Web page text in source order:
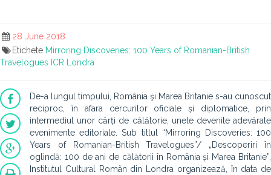
28 June 2018
Etichete Mirroring Discoveries: 100 Years of Romanian-British
Travelogues ICR Londra
De-a lungul timpului, România şi Marea Britanie s-au cunoscut
reciproc, în afara cercurilor oficiale și diplomatice, prin
intermediul unor cărți de călătorie, unele devenite adevărate
evenimente editoriale. Sub titlul “Mirroring Discoveries: 100
Years of Romanian-British Travelogues”/ „Descoperiri în
oglindă: 100 de ani de călătorii în România și Marea Britanie”,
Institutul Cultural Român din Londra organizează, în data de